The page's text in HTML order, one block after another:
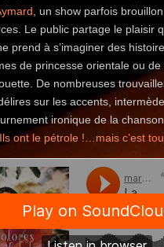
, un show parfois
Le public partage le plaisir
prend à s’imaginer des
de princesse orientale ou
De nombreuses
sur les accents,
ironique de la
ont le pétrole !…mais c’est